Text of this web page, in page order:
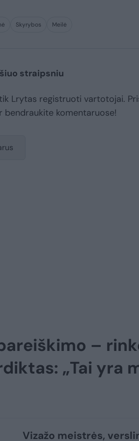
Skyrybos Meilė
straipsniu
Lrytas registruoti vartotojai.
bendraukite komentaruose!
–
„Tai yra
Vizažo meistrės,